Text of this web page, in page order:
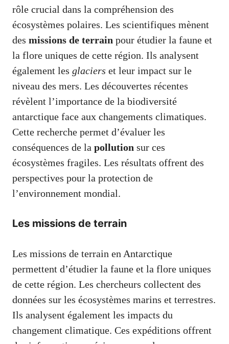
rôle crucial dans la compréhension des
écosystèmes polaires. Les scientifiques mènent
des missions de terrain pour étudier la faune et
la flore uniques de cette région. Ils analysent
également les glaciers et leur impact sur le
niveau des mers. Les découvertes récentes
révèlent l’importance de la biodiversité
antarctique face aux changements climatiques.
Cette recherche permet d’évaluer les
conséquences de la pollution sur ces
écosystèmes fragiles. Les résultats offrent des
perspectives pour la protection de
l’environnement mondial.
Les missions de terrain
Les missions de terrain en Antarctique
permettent d’étudier la faune et la flore uniques
de cette région. Les chercheurs collectent des
données sur les écosystèmes marins et terrestres.
Ils analysent également les impacts du
changement climatique. Ces expéditions offrent